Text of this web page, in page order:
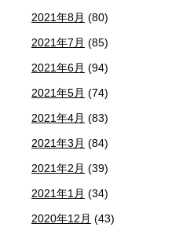
2021年8月 (80)
2021年7月 (85)
2021年6月 (94)
2021年5月 (74)
2021年4月 (83)
2021年3月 (84)
2021年2月 (39)
2021年1月 (34)
2020年12月 (43)